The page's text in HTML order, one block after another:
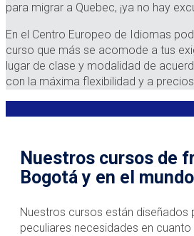
para migrar a Quebec, ¡ya no hay
En el Centro Europeo de Idiomas
curso que más se acomode a tus
lugar de clase y modalidad de
con la máxima flexibilidad y a
Nuestros cursos de
Bogotá y en el
Nuestros cursos están diseñados
peculiares necesidades en